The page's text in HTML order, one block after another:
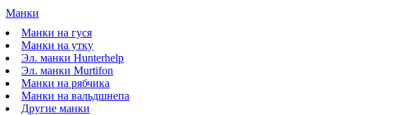
Манки
Манки на гуся
Манки на утку
Эл. манки Hunterhelp
Эл. манки Murtifon
Манки на рябчика
Манки на вальдшнепа
Другие манки